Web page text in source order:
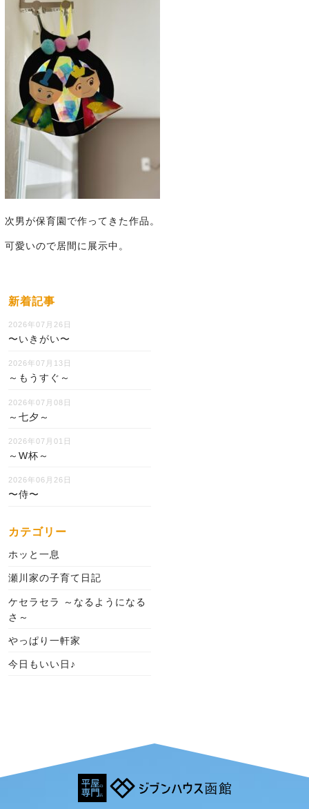
次男が保育園で作ってきた作品。
可愛いので居間に展示中。
新着記事
2026年07月26日
〜いきがい〜
2026年07月13日
～もうすぐ～
2026年07月08日
～七夕～
2026年07月01日
～W杯～
2026年06月26日
〜侍〜
カテゴリー
ホッと一息
瀬川家の子育て日記
ケセラセラ ～なるようになる
さ～
やっぱり一軒家
今日もいい日♪